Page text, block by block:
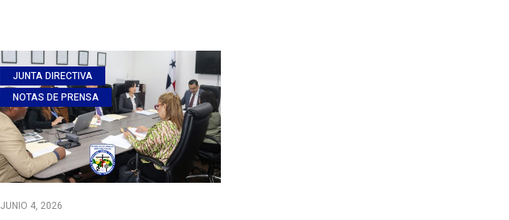
JUNTA DIRECTIVA
NOTAS DE PRENSA
JUNIO 4, 2026